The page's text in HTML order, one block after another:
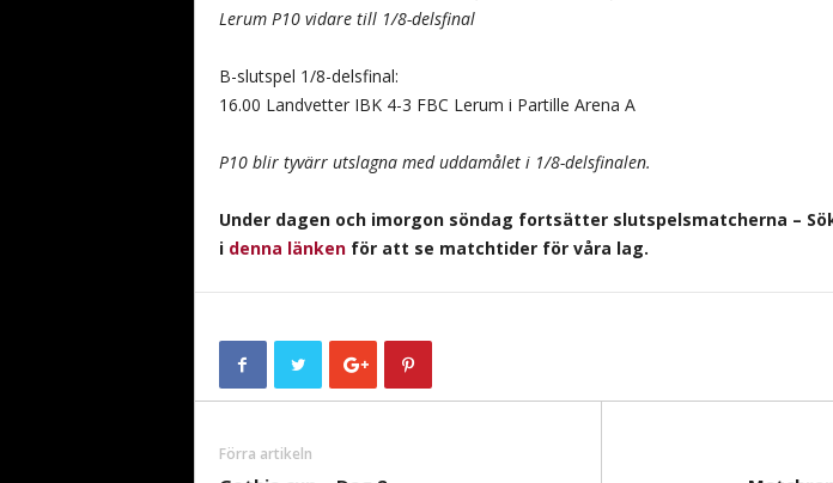
Lerum P10 vidare till 1/8-delsfinal
B-slutspel 1/8-delsfinal:
16.00 Landvetter IBK 4-3 FBC Lerum i Partille Arena A
P10 blir tyvärr utslagna med uddamålet i 1/8-delsfinalen.
Under dagen och imorgon söndag fortsätter slutspelsmatcherna – Sök
i denna länkenför att se matchtider för våra lag.
Förra artikeln